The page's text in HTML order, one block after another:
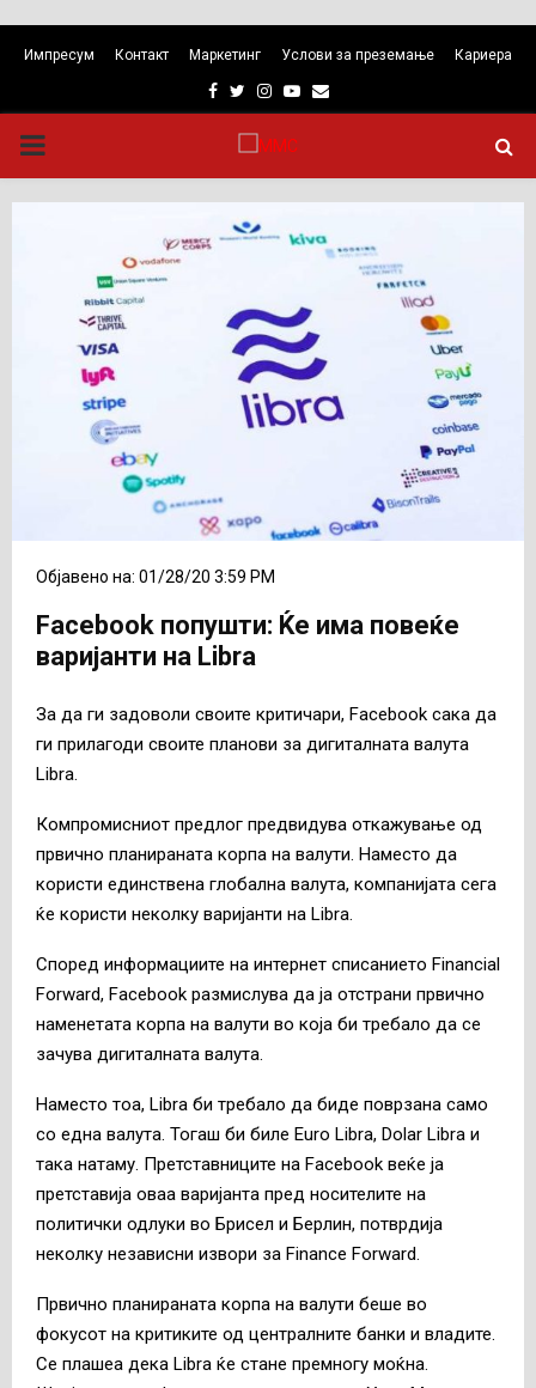
Импресум Контакт Маркетинг Услови за преземање Кариера
Facebook
TwitterInstagram
Youtube
Email
PRIMARY
MENU
Објавено на: 01/28/20 3:59 PM
Facebook попушти: Ќе има повеќе
варијанти на Libra
За да ги задоволи своите критичари, Facebook сака да
ги прилагоди своите планови за дигиталната валута
Libra.
Компромисниот предлог предвидува откажување од
првично планираната корпа на валути. Наместо да
користи единствена глобална валута, компанијата сега
ќе користи неколку варијанти на Libra.
Според информациите на интернет списанието Financial
Forward, Facebook размислува да ја отстрани првично
наменетата корпа на валути во која би требало да се
зачува дигиталната валута.
Наместо тоа, Libra би требало да биде поврзана само
со една валута. Тогаш би биле Euro Libra, Dolar Libra и
така натаму. Претставниците на Facebook веќе ја
претставија оваа варијанта пред носителите на
политички одлуки во Брисел и Берлин, потврдија
неколку независни извори за Finance Forward.
Првично планираната корпа на валути беше во
фокусот на критиките од централните банки и владите.
Се плашеа дека Libra ќе стане премногу моќна.